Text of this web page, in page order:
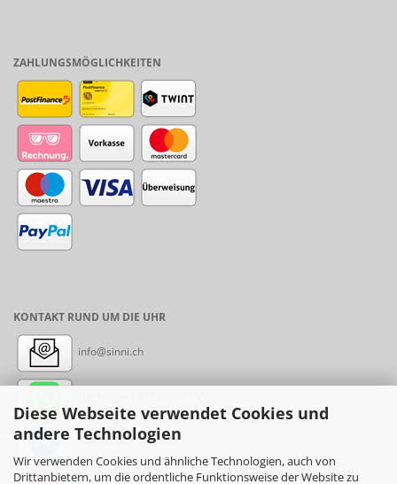
Diese Webseite verwendet Cookies und
andere Technologien
Wir verwenden Cookies und ähnliche Technologien, auch von
Drittanbietern, um die ordentliche Funktionsweise der Website zu
ZAHLUNGSMÖGLICHKEITEN
KONTAKT RUND UM DIE UHR
info@sinni.ch
Messenger: sinni.ch